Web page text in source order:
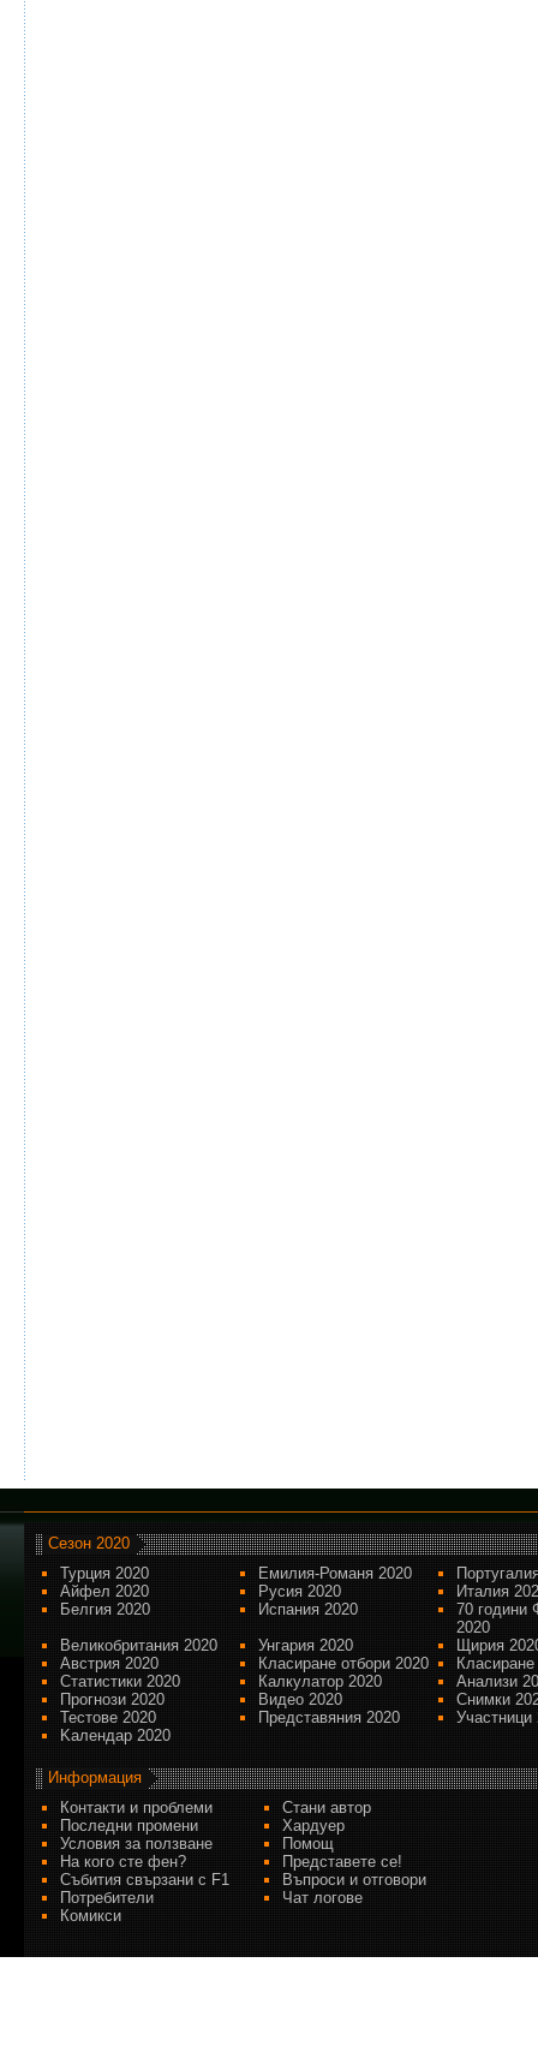
Сезон 2020
Турция 2020
Емилия-Романя 2020
Айфел 2020
Русия 2020
Италия
Белгия 2020
Испания 2020
70 години
2020
Великобритания 2020
Унгария 2020
Щирия
Австрия 2020
Класиране отбори 2020
Статистики 2020
Калкулатор 2020
Анализи
Прогнози 2020
Видео 2020
Снимки
Тестове 2020
Представяния 2020
Участници
Kалендар 2020
Информация
Контакти и проблеми
Стани автор
Последни промени
Хардуер
Условия за ползване
Помощ
На кого сте фен?
Представете се!
Събития свързани с F1
Въпроси и отговори
Потребители
Чат логове
Комикси